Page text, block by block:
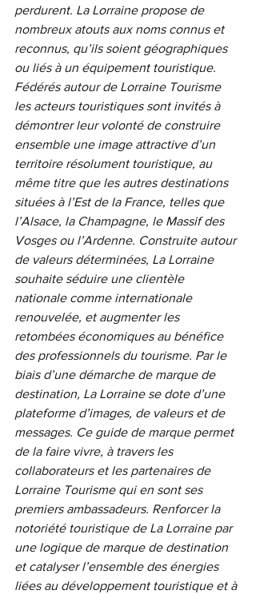
perdurent. La Lorraine propose de
nombreux atouts aux noms connus et
reconnus, qu’ils soient géographiques
ou liés à un équipement touristique.
Fédérés autour de Lorraine Tourisme
les acteurs touristiques sont invités à
démontrer leur volonté de construire
ensemble une image attractive d’un
territoire résolument touristique, au
même titre que les autres destinations
situées à l’Est de la France, telles que
l’Alsace, la Champagne, le Massif des
Vosges ou l’Ardenne. Construite autour
de valeurs déterminées, La Lorraine
souhaite séduire une clientèle
nationale comme internationale
renouvelée, et augmenter les
retombées économiques au bénéfice
des professionnels du tourisme. Par le
biais d’une démarche de marque de
destination, La Lorraine se dote d’une
plateforme d’images, de valeurs et de
messages. Ce guide de marque permet
de la faire vivre, à travers les
collaborateurs et les partenaires de
Lorraine Tourisme qui en sont ses
premiers ambassadeurs. Renforcer la
notoriété touristique de La Lorraine par
une logique de marque de destination
et catalyser l’ensemble des énergies
liées au développement touristique et à